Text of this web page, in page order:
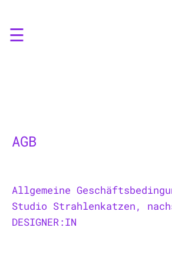
☰
AGB
Allgemeine
Studio Strahlenkatzen,
DESIGNER:IN